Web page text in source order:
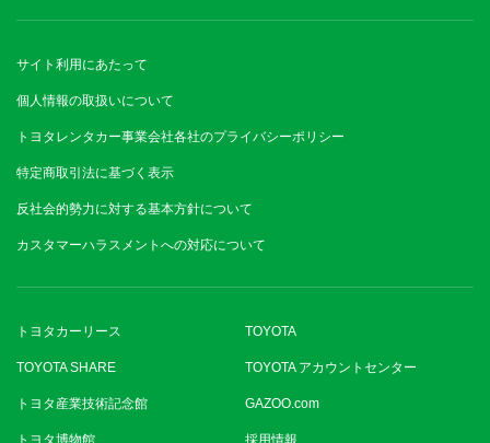
サイト利用にあたって
個人情報の取扱いについて
トヨタレンタカー事業会社各社のプライバシーポリシー
特定商取引法に基づく表示
反社会的勢力に対する基本方針について
カスタマーハラスメントへの対応について
トヨタカーリース TOYOTA
TOYOTA SHARE TOYOTA アカウントセンター
トヨタ産業技術記念館 GAZOO.com
トヨタ博物館 採用情報